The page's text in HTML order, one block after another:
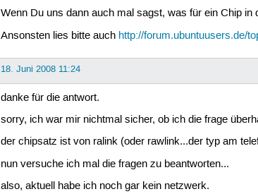
Wenn Du uns dann auch mal sagst, was für ein Chip
Ansonsten lies bitte auch http://forum.ubuntuusers.de/
18. Juni 2008 11:24
danke für die antwort.
sorry, ich war mir nichtmal sicher, ob ich die frage
der chipsatz ist von ralink (oder rawlink...der typ am
nun versuche ich mal die fragen zu beantworten...
also, aktuell habe ich noch gar kein netzwerk.